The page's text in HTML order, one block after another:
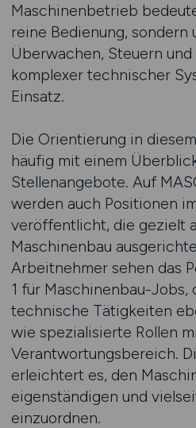
Maschinenbetrieb
reine Bedienung, sondern
Überwachen, Steuern
komplexer technischer
Einsatz.
Die Orientierung in
häufig mit einem
Stellenangebote. Auf
werden auch Positionen
veröffentlicht, die gezielt
Maschinenbau
Arbeitnehmer sehen das
1 für Maschinenbau-
technische Tätigkeiten
wie spezialisierte Rollen
Verantwortungsbereich.
erleichtert es, den
eigenständigen und
einzuordnen.